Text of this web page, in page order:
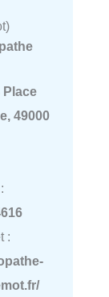
Place
49000
: